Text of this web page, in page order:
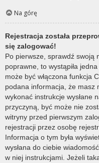
Na górę
Rejestracja została
się zalogować!
Po pierwsze, sprawdź swoją
poprawne, to wystąpiła
może być włączona funkcja
podana informacja, że masz
wykonać instrukcje wysłane
przyczyną, być może nie
witryny przed pierwszym
rejestracji przez osobę
Informacja o tym była
wysłana do ciebie
w niej instrukcjami. Jeżeli